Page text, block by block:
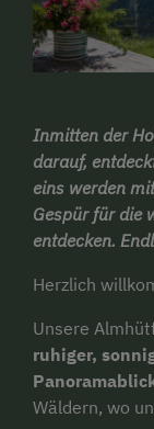
Inmitten der
darauf,
eins werden
Gespür für die
entdecken.
Herzlich
Unsere
ruhiger,
Wäldern, wo